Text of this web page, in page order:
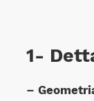
1-
–